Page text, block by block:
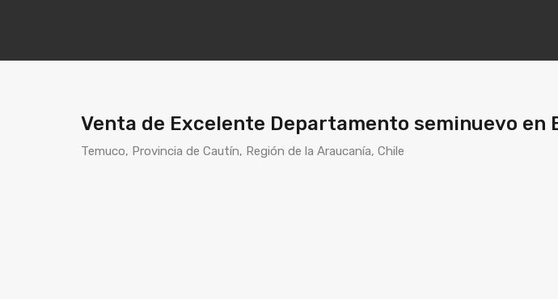
Venta de Excelente Departamento seminuevo en
Temuco, Provincia de Cautín, Región de la Araucanía, Chile